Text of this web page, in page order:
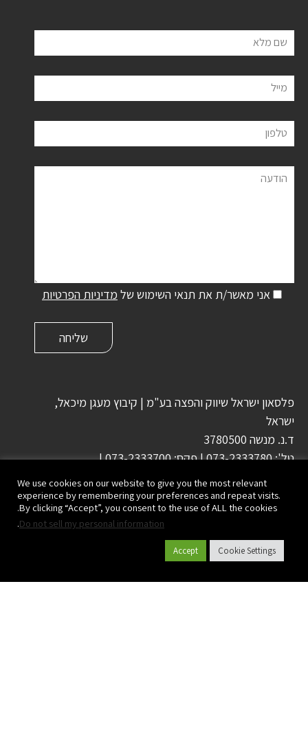
שם מלא
מייל
טלפון
הודעה
אני מאשר/ת את תנאי השימוש של מדיניות הפרטיות
פלסאון ישראל שיווק והפצה בע"מ | קיבוץ מעגן מיכאל,
ישראל
ד.נ. מנשה 3780500
טל':073-2333780| פקס:073-2333700
|
info@plasson.co.il
We use cookies on our website to give you the most relevant
experience by remembering your preferences and repeat visits.
By clicking “Accept”, you consent to the use of ALL the cookies.
Do not sell my personal information
.
Cookie Settings
Accept